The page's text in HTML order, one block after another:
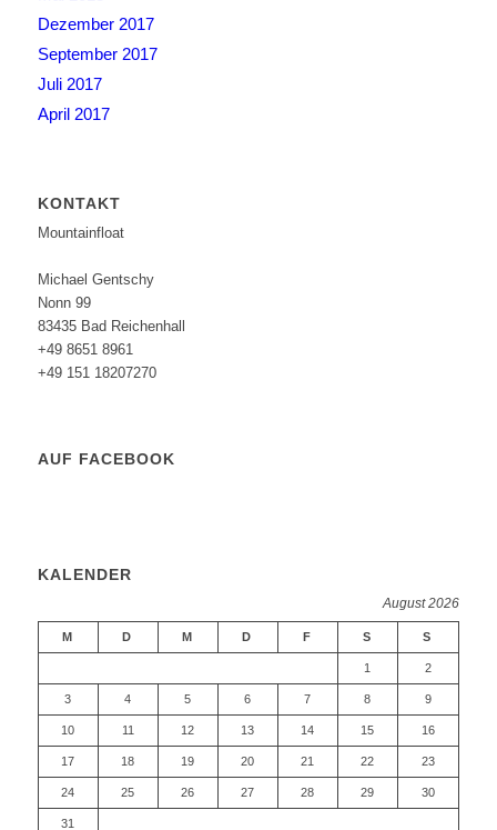
Dezember 2017
September 2017
Juli 2017
April 2017
KONTAKT
Mountainfloat
Michael Gentschy
Nonn 99
83435 Bad Reichenhall
+49 8651 8961
+49 151 18207270
AUF FACEBOOK
KALENDER
August 2026
M D M D F S S
1 2
3 4 5 6 7 8 9
10 11 12 13 14 15 16
17 18 19 20 21 22 23
24 25 26 27 28 29 30
31